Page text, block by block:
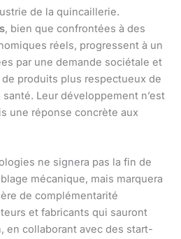
de la quincaillerie.
, bien que confrontées à des
réels, progressent à un
par une demande sociétale et
produits plus respectueux de
Leur développement n’est
une réponse concrète aux
ne signera pas la fin de
mécanique, mais marquera
de complémentarité
et fabricants qui sauront
en collaborant avec des start-